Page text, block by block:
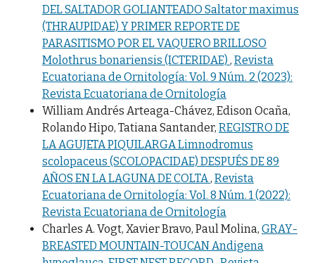
DEL SALTADOR GOLIANTEADO Saltator maximus
(THRAUPIDAE) Y PRIMER REPORTE DE
PARASITISMO POR EL VAQUERO BRILLOSO
Molothrus bonariensis (ICTERIDAE) , Revista
Ecuatoriana de Ornitología: Vol. 9 Núm. 2 (2023):
Revista Ecuatoriana de Ornitología
William Andrés Arteaga-Chávez, Edison Ocaña,
Rolando Hipo, Tatiana Santander, REGISTRO DE
LA AGUJETA PIQUILARGA Limnodromus
scolopaceus (SCOLOPACIDAE) DESPUÉS DE 89
AÑOS EN LA LAGUNA DE COLTA, Revista
Ecuatoriana de Ornitología: Vol. 8 Núm. 1 (2022):
Revista Ecuatoriana de Ornitología
Charles A. Vogt, Xavier Bravo, Paul Molina, GRAY-
BREASTED MOUNTAIN-TOUCAN Andigena